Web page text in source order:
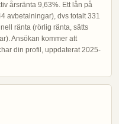
årsränta 9,63%. Ett lån på
avbetalningar), dvs totalt 331
ränta (rörlig ränta, sätts
Ansökan kommer att
din profil, uppdaterat 2025-